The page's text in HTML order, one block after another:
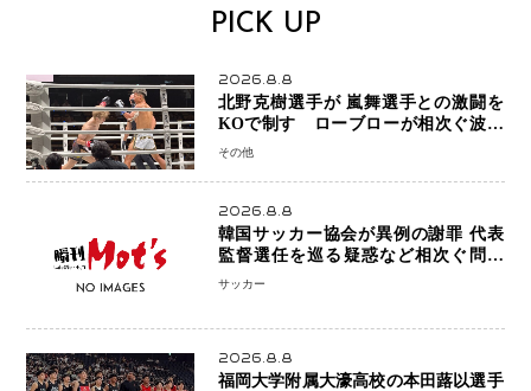
PICK UP
2026.8.8
北野克樹選手が 嵐舞選手との激闘を
KOで制す ローブローが相次ぐ波乱
の展開…涙の勝利「生まれてくる娘の
その他
2026.8.8
韓国サッカー協会が異例の謝罪 代表
監督選任を巡る疑惑など相次ぐ問題
「組織の刷新」誓う
サッカー
2026.8.8
福岡大学附属大濠高校の本田蕗以選手